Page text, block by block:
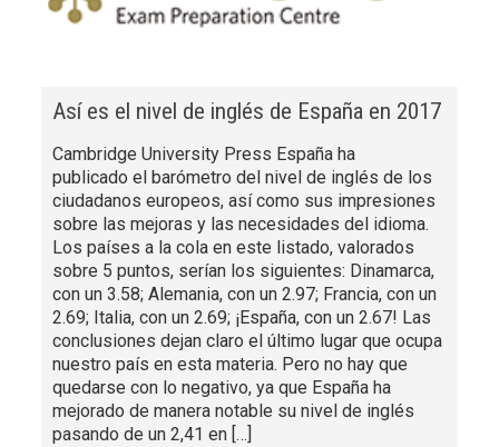
Así es el nivel de inglés de España en 2017
Cambridge University Press España ha
publicado el barómetro del nivel de inglés de los
ciudadanos europeos, así como sus impresiones
sobre las mejoras y las necesidades del idioma.
Los países a la cola en este listado, valorados
sobre 5 puntos, serían los siguientes: Dinamarca,
con un 3.58; Alemania, con un 2.97; Francia, con un
2.69; Italia, con un 2.69; ¡España, con un 2.67! Las
conclusiones dejan claro el último lugar que ocupa
nuestro país en esta materia. Pero no hay que
quedarse con lo negativo, ya que España ha
mejorado de manera notable su nivel de inglés
pasando de un 2,41 en[…]